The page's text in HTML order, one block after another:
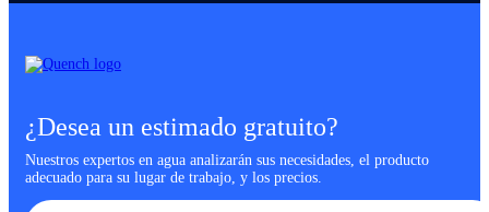
¿Desea un estimado gratuito?
Nuestros expertos en agua analizarán sus necesidades, el producto
adecuado para su lugar de trabajo, y los precios.